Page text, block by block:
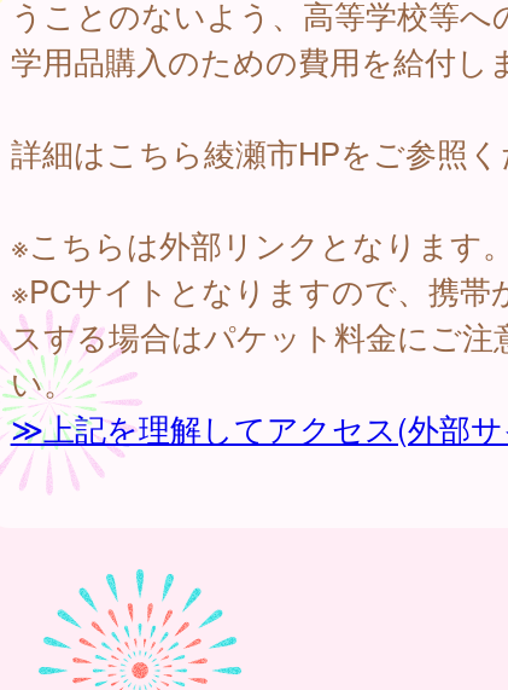
うことのないよう、高等学校等へ
学用品購入のための費用を給付し
詳細はこちら綾瀬市HPをご参照く
※こちらは外部リンクとなります。
※PCサイトとなりますので、携帯
スする場合はパケット料金にご注
い。
≫上記を理解してアクセス(外部